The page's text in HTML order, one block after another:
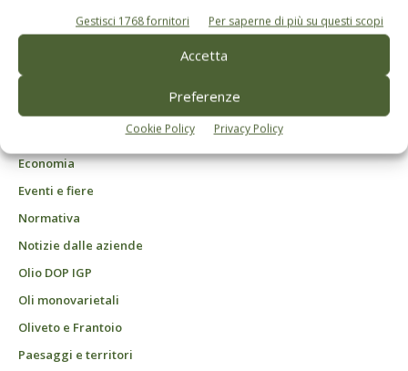
Gestisci 1768 fornitori Per saperne di più su questi scopi
Accetta
Preferenze
Cookie Policy Privacy Policy
Registrazione Tribunale di Milano n. 69 del 05/03/2014. Precedentemente
registrata presso il tribunale di Bologna n. 6776 del 04/03/1998
ROC "Poste italiane Spa - sped. A.P. - DL 353/2003 conv. L. 46/2004, art. 1c.1:
DCB Milano" Roc n. 24344 del 11 marzo 2014
Agrofarmaci – Difesa
Economia
Eventi e fiere
Normativa
Notizie dalle aziende
Olio DOP IGP
Oli monovarietali
Oliveto e Frantoio
Paesaggi e territori